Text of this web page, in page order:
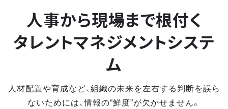
人事から現場まで根付く
タレントマネジメントシステ
ム
人材配置や育成など、組織の未来を左右する判断を誤ら
ないためには、情報の“鮮度”が欠かせません。